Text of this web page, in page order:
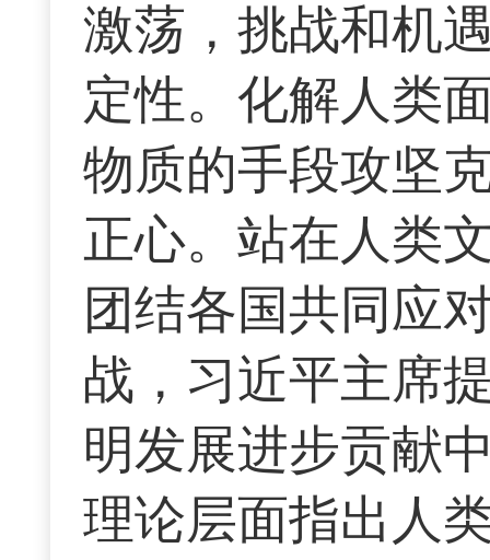
激荡，挑战和机
定性。化解人类
物质的手段攻坚
正心。站在人类
团结各国共同应
战，习近平主席
明发展进步贡献
理论层面指出人